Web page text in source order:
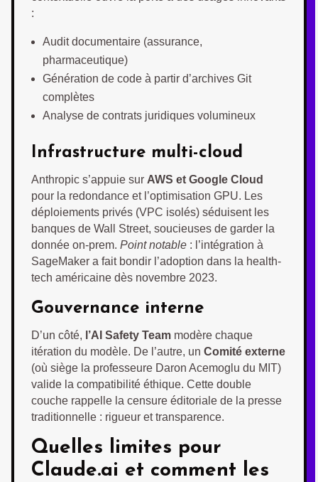
:
Audit documentaire (assurance,
pharmaceutique)
Génération de code à partir d’archives Git
complètes
Analyse de contrats juridiques volumineux
Infrastructure multi-cloud
Anthropic s’appuie sur AWS et Google Cloud
pour la redondance et l’optimisation GPU. Les
déploiements privés (VPC isolés) séduisent les
banques de Wall Street, soucieuses de garder la
donnée on-prem. Point notable : l’intégration à
SageMaker a fait bondir l’adoption dans la health-
tech américaine dès novembre 2023.
Gouvernance interne
D’un côté, l’AI Safety Team modère chaque
itération du modèle. De l’autre, un Comité externe
(où siège la professeure Daron Acemoglu du MIT)
valide la compatibilité éthique. Cette double
couche rappelle la censure éditoriale de la presse
traditionnelle : rigueur et transparence.
Quelles limites pour
Claude.ai et comment les